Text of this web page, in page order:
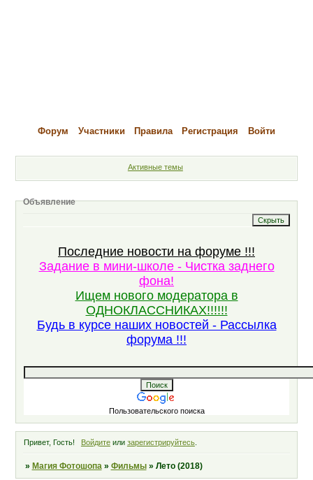
Форум Участники Правила Регистрация Войти
Активные темы
Объявление
Последние новости на форуме !!!
Задание в мини-школе - Чистка заднего
фона!
Ищем нового модератора в
ОДНОКЛАССНИКАХ!!!!!!
Будь в курсе наших новостей - Рассылка
форума !!!
Пользовательского поиска
Привет, Гость! Войдитеили зарегистрируйтесь.
» Магия Фотошопа » Фильмы » Лето (2018)